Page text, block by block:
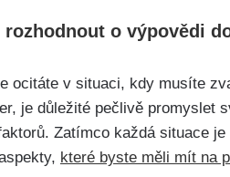
rozhodnout o výpovědi
ocitáte v situaci, kdy musíte
je důležité pečlivě promyslet
Zatímco každá situace
které byste měli mít na